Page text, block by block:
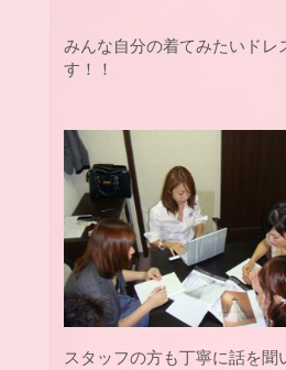
みんな自分の着てみたいド
す！！
スタッフの方も丁寧に話を聞